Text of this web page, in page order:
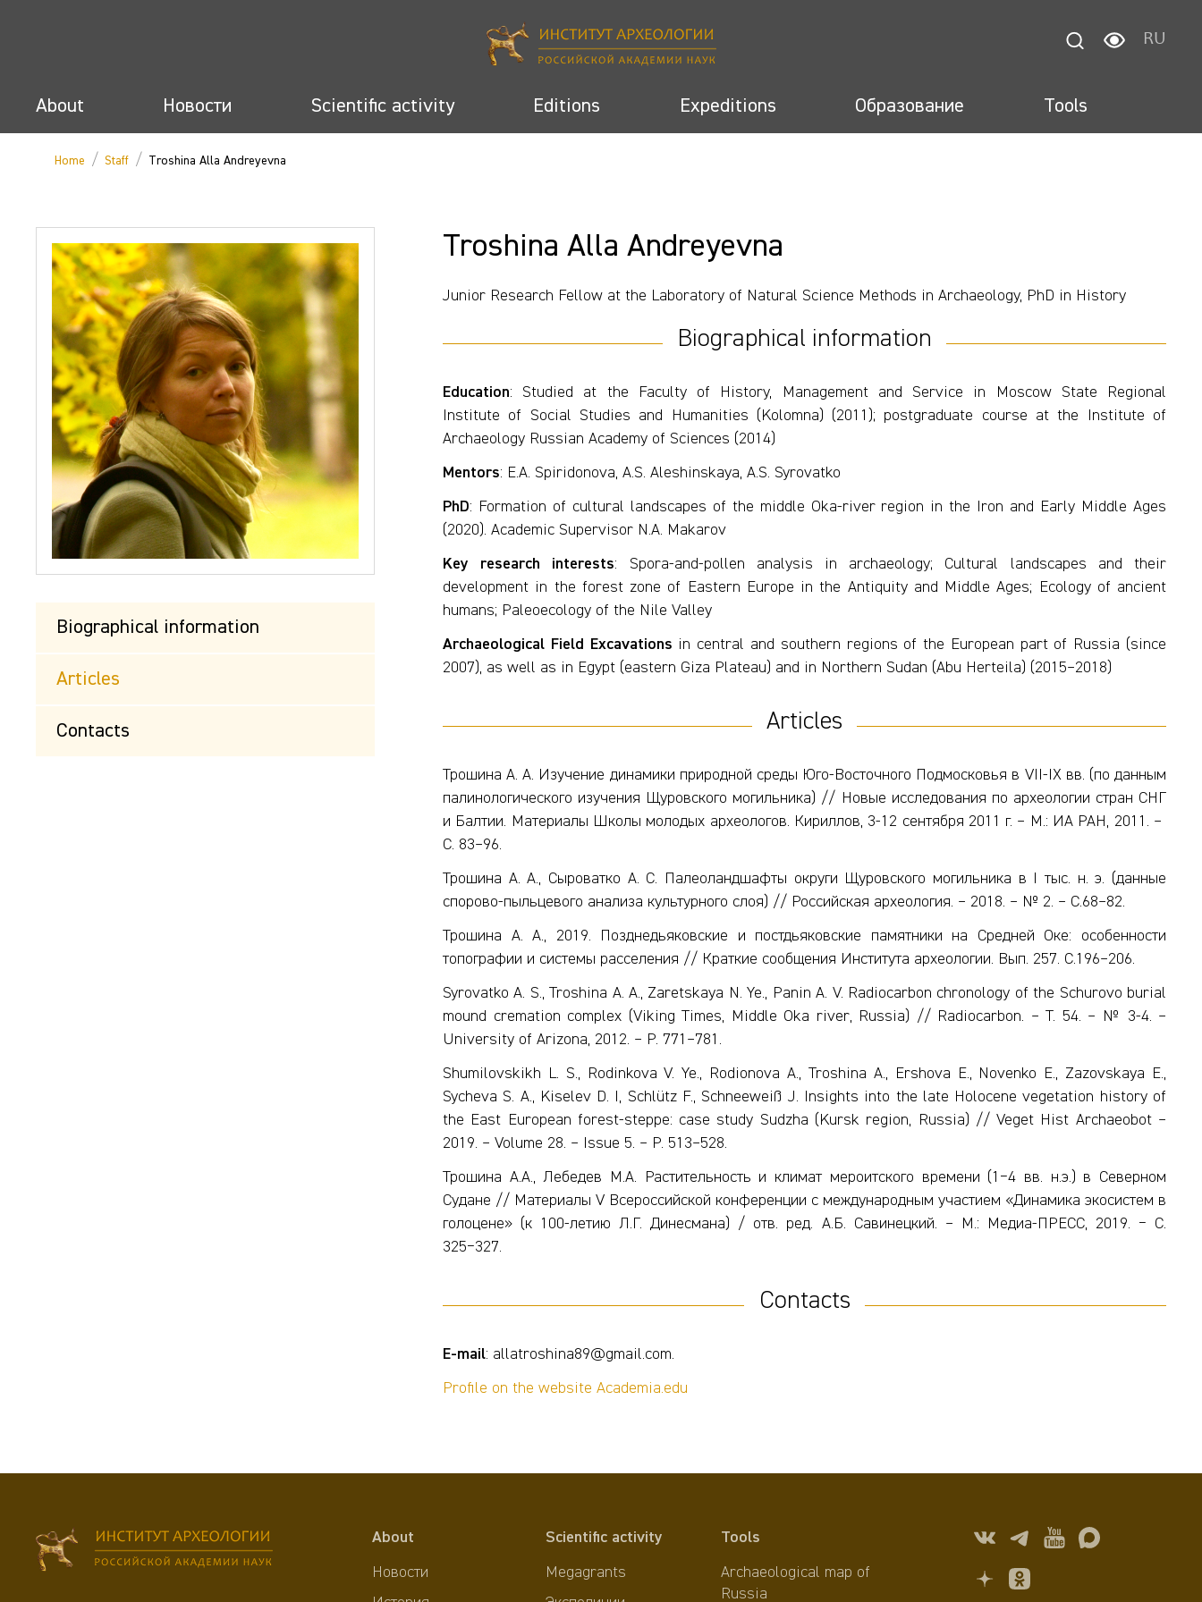
RU
About Новости Scientific activity Editions Expeditions Образование Tools
Home / Staff / Troshina Alla Andreyevna
Biographical information
Articles
Contacts
Troshina Alla Andreyevna
Junior Research Fellow at the Laboratory of Natural Science Methods in Archaeology, PhD in History
Biographical information
Education: Studied at the Faculty of History, Management and Service in Moscow State Regional
Institute of Social Studies and Humanities (Kolomna) (2011); postgraduate course at the Institute of
Archaeology Russian Academy of Sciences (2014)
Mentors: E.A. Spiridonova, A.S. Aleshinskaya, A.S. Syrovatko
PhD: Formation of cultural landscapes of the middle Oka-river region in the Iron and Early Middle Ages
(2020). Academic Supervisor N.A. Makarov
Key research interests: Spora-and-pollen analysis in archaeology; Cultural landscapes and their
development in the forest zone of Eastern Europe in the Antiquity and Middle Ages; Ecology of ancient
humans; Paleoecology of the Nile Valley
Archaeological Field Excavations in central and southern regions of the European part of Russia (since
2007), as well as in Egypt (eastern Giza Plateau) and in Northern Sudan (Abu Herteila) (2015–2018)
Articles
Трошина А. А. Изучение динамики природной среды Юго-Восточного Подмосковья в VII-IX вв. (по данным
палинологического изучения Щуровского могильника) // Новые исследования по археологии стран СНГ
и Балтии. Материалы Школы молодых археологов. Кириллов, 3-12 сентября 2011 г. – М.: ИА РАН, 2011. –
С. 83–96.
Трошина А. А., Сыроватко А. С. Палеоландшафты округи Щуровского могильника в I тыс. н. э. (данные
спорово-пыльцевого анализа культурного слоя) // Российская археология. – 2018. – № 2. – С.68–82.
Трошина А. А., 2019. Позднедьяковские и постдьяковские памятники на Средней Оке: особенности
топографии и системы расселения // Краткие сообщения Института археологии. Вып. 257. С.196–206.
Syrovatko A. S., Troshina A. A., Zaretskaya N. Ye., Panin A. V. Radiocarbon chronology of the Schurovo burial
mound cremation complex (Viking Times, Middle Oka river, Russia) // Radiocarbon. – T. 54. – № 3-4. –
University of Arizona, 2012. – Р. 771–781.
Shumilovskikh L. S., Rodinkova V. Ye., Rodionova A., Troshina A., Ershova E., Novenko E., Zazovskaya E.,
Sycheva S. A., Kiselev D. I, Schlütz F., Schneeweiß J. Insights into the late Holocene vegetation history of
the East European forest-steppe: case study Sudzha (Kursk region, Russia) // Veget Hist Archaeobot –
2019. – Volume 28. – Issue 5. – P. 513–528.
Трошина А.А., Лебедев М.А. Растительность и климат мероитского времени (1−4 вв. н.э.) в Северном
Судане // Материалы V Всероссийской конференции с международным участием «Динамика экосистем в
голоцене» (к 100-летию Л.Г. Динесмана) / отв. ред. А.Б. Савинецкий. – М.: Медиа-ПРЕСС, 2019. − С.
325−327.
Contacts
E-mail: allatroshina89@gmail.com.
Profile on the website Academia.edu
About
Новости
Scientific activity
Megagrants
Tools
Archaeological map of
Russia